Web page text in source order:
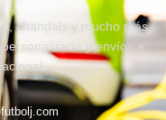
chandals y mucho más
y envíos a